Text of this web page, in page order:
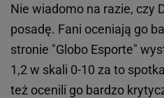
Nie wiadomo na razie, czy
posadę. Fani oceniają go
stronie "Globo Esporte"
1,2 w skali 0-10 za to
też ocenili go bardzo